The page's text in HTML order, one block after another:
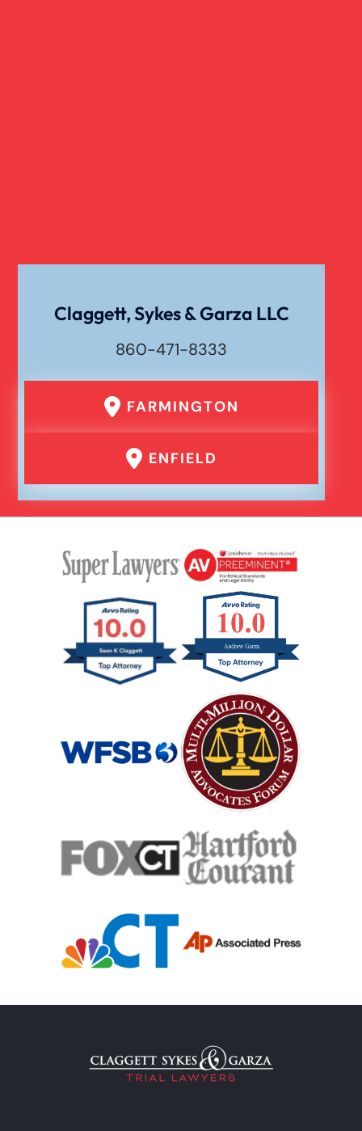
Claggett, Sykes & Garza LLC
860-471-8333
FARMINGTON
ENFIELD